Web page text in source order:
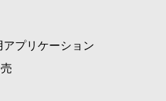
プリケーション